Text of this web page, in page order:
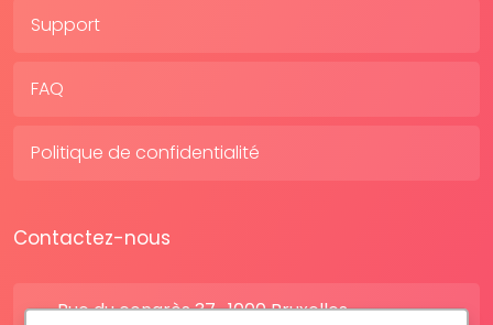
Support
FAQ
Politique de confidentialité
Contactez-nous
Rue du congrès 37 , 1000 Bruxelles